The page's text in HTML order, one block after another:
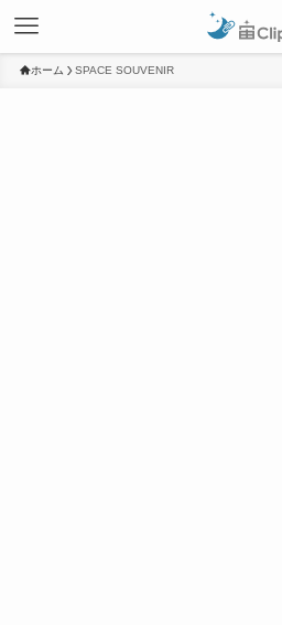
ホーム SPACE SOUVENIR